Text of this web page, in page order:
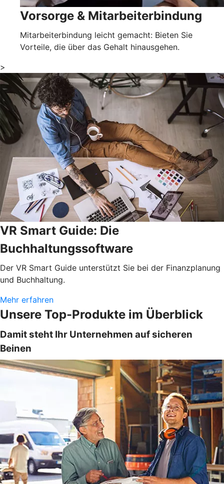
Vorsorge & Mitarbeiterbindung
Mitarbeiterbindung leicht gemacht: Bieten Sie
Vorteile, die über das Gehalt hinausgehen.
>
VR Smart Guide: Die
Buchhaltungssoftware
Der VR Smart Guide unterstützt Sie bei der Finanzplanung
und Buchhaltung.
Mehr erfahren
Unsere Top-Produkte im Überblick
Damit steht Ihr Unternehmen auf sicheren
Beinen